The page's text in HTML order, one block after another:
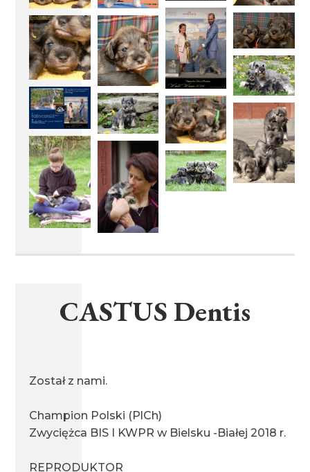
miot G1 05.05.2022
miot E1 20.02.2022
miot D1 27.07.2021
miot C1 16.05.2021
miot A1 22.12.2020
miot X 26.06.2020
Został z nami.
Champion Polski (PlCh)
Zwyciężca BIS I KWPR w Bielsku -Białej 2018 r.
REPRODUKTOR
CASTUS Dentis